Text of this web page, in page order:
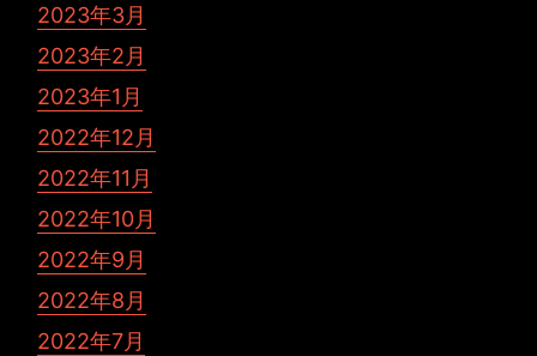
2023年3月
2023年2月
2023年1月
2022年12月
2022年11月
2022年10月
2022年9月
2022年8月
2022年7月